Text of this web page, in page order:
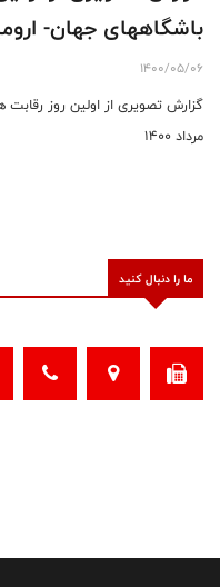
باشگاههای جهان- ارومیه(1)- 6
1400/05/06
مرداد 1400
ما را دنبال کنید